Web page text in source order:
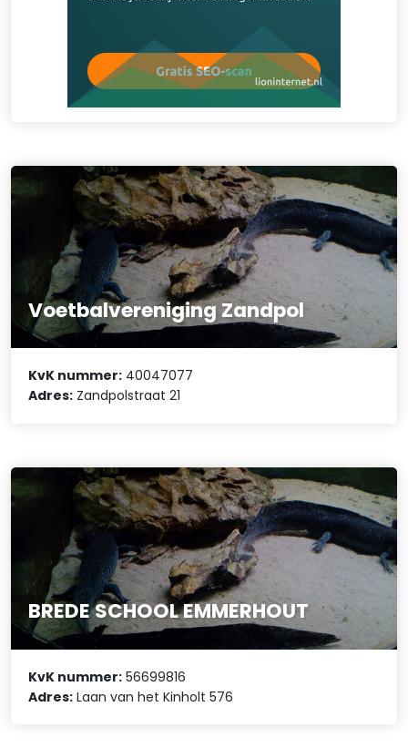
Voetbalvereniging Zandpol
KvK nummer: 40047077
Adres: Zandpolstraat 21
BREDE SCHOOL EMMERHOUT
KvK nummer: 56699816
Adres: Laan van het Kinholt 576